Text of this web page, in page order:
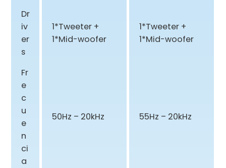
Dr
iv
er
s
1*Tweeter +
1*Mid-woofer
1*Tweeter +
1*Mid-woofer
Fr
e
c
u
e
n
ci
a
50Hz – 20kHz 55Hz – 20kHz